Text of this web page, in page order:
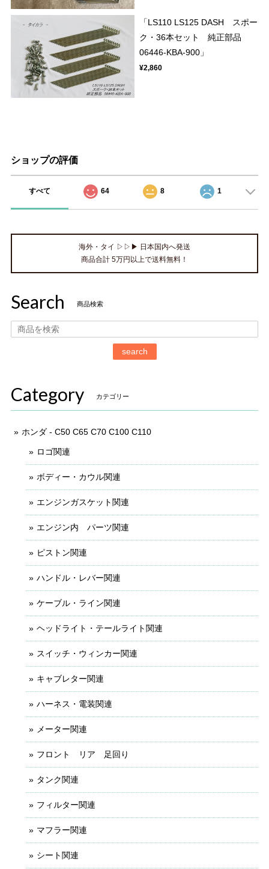
「LS110 LS125 DASH スポー
ク・36本セット 純正部品
06446-KBA-900」
¥2,860
ショップの評価
すべて 64 8 1
海外・タイ ▷▷▶ 日本国内へ発送
商品合計 5万円以上で送料無料！
Search 商品検索
search
Category カテゴリー
ホンダ - C50 C65 C70 C100 C110
ロゴ関連
ボディー・カウル関連
エンジンガスケット関連
エンジン内 パーツ関連
ピストン関連
ハンドル・レバー関連
ケーブル・ライン関連
ヘッドライト・テールライト関連
スイッチ・ウィンカー関連
キャブレター関連
ハーネス・電装関連
メーター関連
フロント リア 足回り
タンク関連
フィルター関連
マフラー関連
シート関連